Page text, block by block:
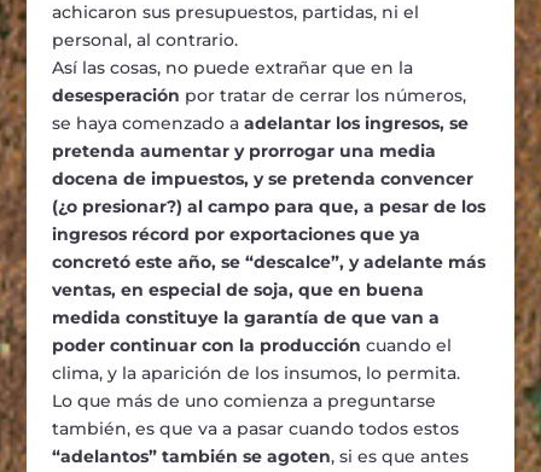
achicaron sus presupuestos, partidas, ni el
personal, al contrario.
Así las cosas, no puede extrañar que en la
desesperación por tratar de cerrar los números,
se haya comenzado a adelantar los ingresos, se
pretenda aumentar y prorrogar una media
docena de impuestos, y se pretenda convencer
(¿o presionar?) al campo para que, a pesar de los
ingresos récord por exportaciones que ya
concretó este año, se “descalce”, y adelante más
ventas, en especial de soja, que en buena
medida constituye la garantía de que van a
poder continuar con la producción cuando el
clima, y la aparición de los insumos, lo permita.
Lo que más de uno comienza a preguntarse
también, es que va a pasar cuando todos estos
“adelantos” también se agoten, si es que antes